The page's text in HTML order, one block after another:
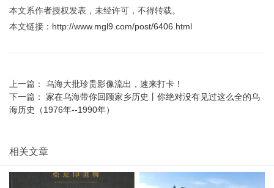
本文系作者授权发表，未经许可，不得转载。
本文链接： http://www.mgl9.com/post/6406.html
上一篇： 乌海大批珍贵影像流出，速来打卡！
下一篇： 家在乌海带你回顾家乡历史丨你绝对没有见过这么全的乌
海历史（1976年--1990年）
相关文章